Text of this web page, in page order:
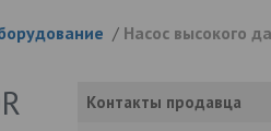
/ Насос высокого
Контакты продавца